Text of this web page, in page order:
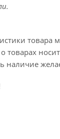
товара
товарах
наличие